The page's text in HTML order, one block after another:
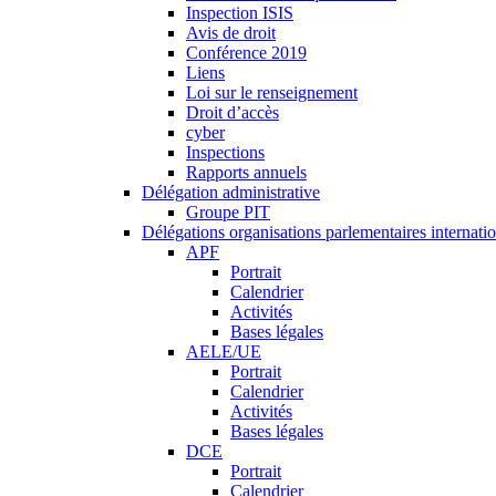
Inspection ISIS
Avis de droit
Conférence 2019
Liens
Loi sur le renseignement
Droit d’accès
cyber
Inspections
Rapports annuels
Délégation administrative
Groupe PIT
Délégations organisations parlementaires
APF
Portrait
Calendrier
Activités
Bases légales
AELE/UE
Portrait
Calendrier
Activités
Bases légales
DCE
Portrait
Calendrier